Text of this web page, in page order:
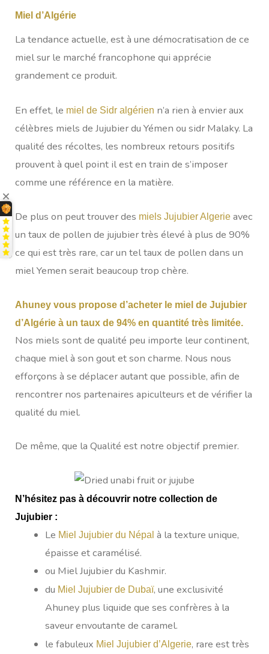
Miel d’Algérie
La tendance actuelle, est à une démocratisation de ce
miel sur le marché francophone qui apprécie
grandement ce produit.
En effet, le miel de Sidr algérien n’a rien à envier aux
célèbres miels de Jujubier du Yémen ou sidr Malaky. La
qualité des récoltes, les nombreux retours positifs
prouvent à quel point il est en train de s’imposer
comme une référence en la matière.
De plus on peut trouver des miels Jujubier Algerie avec
un taux de pollen de jujubier très élevé à plus de 90%
ce qui est très rare, car un tel taux de pollen dans un
miel Yemen serait beaucoup trop chère.
Ahuney vous propose d’acheter le miel de Jujubier
d’Algérie à un taux de 94% en quantité très limitée.
Nos miels sont de qualité peu importe leur continent,
chaque miel à son gout et son charme. Nous nous
efforçons à se déplacer autant que possible, afin de
rencontrer nos partenaires apiculteurs et de vérifier la
qualité du miel.
De même, que la Qualité est notre objectif premier.
N’hésitez pas à découvrir notre collection de
Jujubier :
Le Miel Jujubier du Népal à la texture unique,
épaisse et caramélisé.
ou Miel Jujubier du Kashmir.
du Miel Jujubier de Dubaï, une exclusivité
Ahuney plus liquide que ses confrères à la
saveur envoutante de caramel.
le fabuleux Miel Jujubier d’Algerie, rare est très